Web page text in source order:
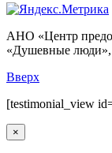
АНО «Центр
«Душевные люди»,
Вверх
[testimonial_view
×